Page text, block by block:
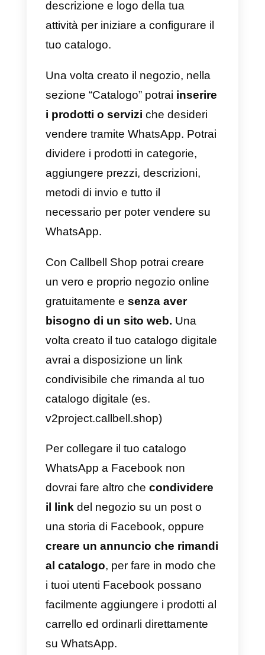
Potenzia le visualizzazioni
e supporta in modo
efficiente
Permigliorarela visualizzazione
delle tue pubblicazioni, è
consigliabile utilizzare alcune
strategie di
acquisto di
che permettano di esporre i tuoi
clienti, nonché di sviluppare
tecniche che migliorino la
visualizzazionein base al
contenuto pubblicato con
influencers.
In questo modo,
avrai un maggiore impatto.
se i tuoi post ricevono più
visualizzazioni, sarebbe logico
pensare che genereranno anche
più Mi piace, commenti o
messaggi diretti. Per questo
motivo, ti consigliamo vivamente
di utilizzareCallbellcon cui potrai
servire tutti i tuoi potenziali clienti
arrivati dopo aver notato il tuo